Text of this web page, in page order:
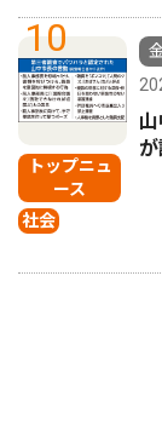
10
トップニュ
ース
社会